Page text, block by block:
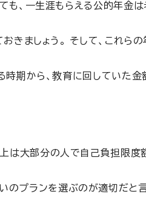
、一生涯もらえる公的年金
ましょう。 そして、こ
期から、教育に回していた
分の人で自己負
プランを選ぶのが適切だと言